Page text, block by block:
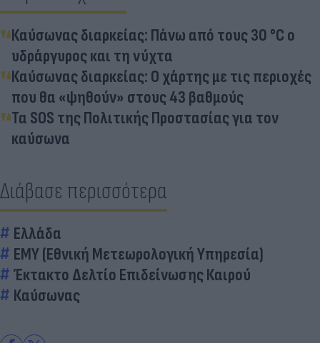
Καύσωνας διαρκείας: Πάνω από τους 30 °C ο
υδράργυρος και τη νύχτα
Καύσωνας διαρκείας: O χάρτης με τις περιοχές
που θα «ψηθούν» στους 43 βαθμούς
Τα SOS της Πολιτικής Προστασίας για τον
καύσωνα
Διάβασε περισσότερα
Ελλάδα
ΕΜΥ (Εθνική Μετεωρολογική Υπηρεσία)
Έκτακτο Δελτίο Επιδείνωσης Καιρού
Καύσωνας